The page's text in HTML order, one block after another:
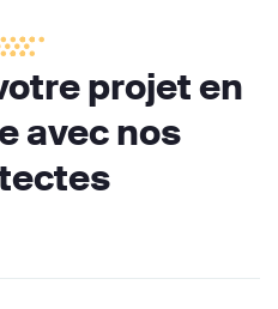
projet en
avec nos